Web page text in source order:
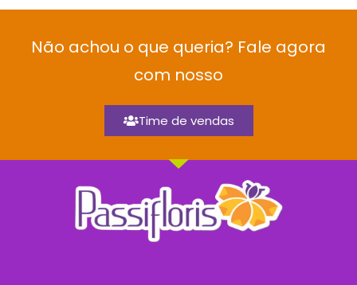
Não achou o que queria? Fale agora
com nosso
Time de vendas